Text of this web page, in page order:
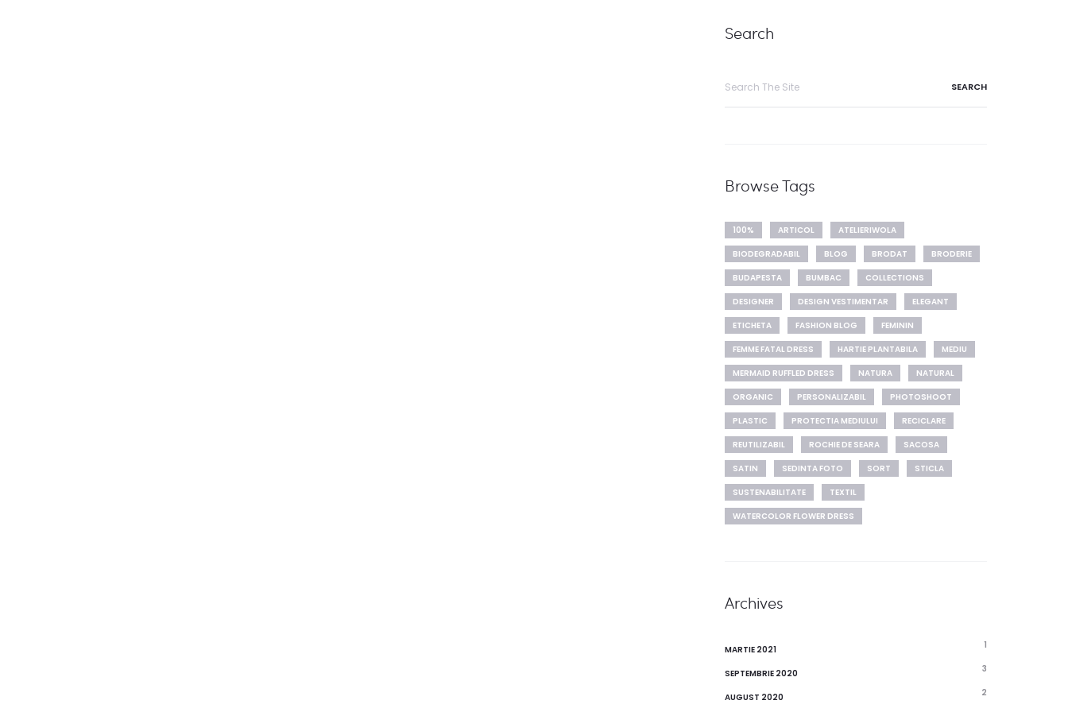
Search
Browse Tags
100% ARTICOL
ATELIERIWOLA
BIODEGRADABIL
BLOG BRODAT
BRODERIE
BUDAPESTA
BUMBAC
COLLECTIONS
DESIGNER
DESIGN VESTIMENTAR
ELEGANT
ETICHETA
FASHION BLOG
FEMININ
FEMME FATAL DRESS
HARTIE PLANTABILA
MEDIU
MERMAID RUFFLED DRESS
NATURA
NATURAL
ORGANIC
PERSONALIZABIL
PHOTOSHOOT
PLASTIC
PROTECTIA MEDIULUI
RECICLARE
REUTILIZABIL
ROCHIE DE SEARA
SACOSA
SATIN
SEDINTA FOTO SORT
STICLA
SUSTENABILITATE
TEXTIL
WATERCOLOR FLOWER DRESS
Archives
MARTIE 2021 1
SEPTEMBRIE 2020 3
AUGUST 2020
2